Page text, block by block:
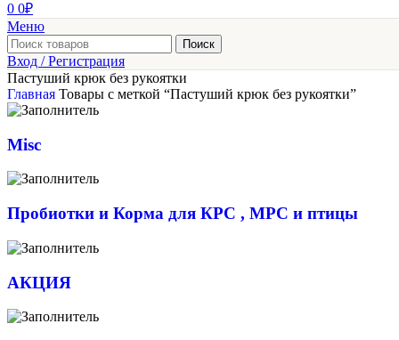
0 0₽
Меню
Поиск
Вход / Регистрация
Пастуший крюк без рукоятки
Главная Товары с меткой “Пастуший крюк без рукоятки”
Misc
Пробиотки и Корма для КРС , МРС и птицы
АКЦИЯ